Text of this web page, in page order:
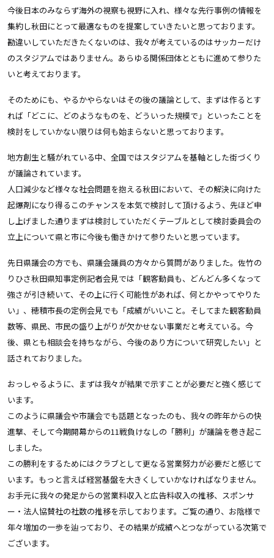
今後日本のみならず海外の視察も視野に入れ、様々な先行事例の情報を
集約し秋田にとって最適なものを提案していきたいと思っております。
勘違いしていただきたくないのは、我々が考えているのはサッカーだけ
のスタジアムではありません。あらゆる関係団体とともに進めて参りた
いと考えております。
そのためにも、やるかやらないはその後の議論として、まずは作るとす
れば「どこに、どのようなものを、どういった規模で」といったことを
検討をしていかない限りは何も始まらないと思っております。
地方創生と騒がれている中、全国ではスタジアムを基軸とした街づくり
が議論されています。
人口減少など様々な社会問題を抱える秋田において、その解決に向けた
起爆剤になり得るこのチャンスを本気で検討して頂けるよう、先ほど申
し上げました通りまずは検討していただくテーブルとして検討委員会の
立上について県と市に今後も働きかけて参りたいと思っています。
先日県議会の方でも、県議会議員の方々から質問がありました。佐竹の
りひさ秋田県知事定例記者会見では「観客動員も、どんどん多くなって
強さが引き続いて、その上に行く可能性があれば、何とかやってやりた
い」、穂積市長の定例会見でも「成績がいいこと。そしてまた観客動員
数等、県民、市民の盛り上がりが欠かせない事業だと考えている。今
後、県とも相談会を持ちながら、今後のあり方について研究したい」と
話されておりました。
おっしゃるように、まずは我々が結果で示すことが必要だと強く感じて
います。
このように県議会や市議会でも話題となったのも、我々の昨年からの快
進撃、そして今期開幕からの11戦負けなしの「勝利」が議論を巻き起こ
しました。
この勝利をするためにはクラブとして更なる営業努力が必要だと感じて
います。もっと言えば経営基盤を大きくしていかなければなりません。
お手元に我々の発足からの営業料収入と広告料収入の推移、スポンサ
ー・法人協賛社の社数の推移を示しております。ご覧の通り、お陰様で
年々増加の一歩を辿っており、その結果が成績へとつながっている次第で
ございます。